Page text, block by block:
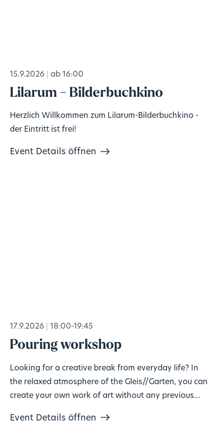
15.9.2026 ab 16:00
Lilarum - Bilderbuchkino
Herzlich Willkommen zum Lilarum-Bilderbuchkino -
der Eintritt ist frei!
Event Details öffnen
17.9.2026 18:00-19:45
Pouring workshop
Looking for a creative break from everyday life? In
the relaxed atmosphere of the Gleis//Garten, you can
create your own work of art without any previous
Event Details öffnen